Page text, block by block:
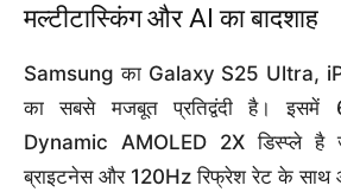
मल्टीटास्किंग और AI का बादशाह
Samsung का Galaxy S25 Ultra,
का सबसे मजबूत प्रतिद्वंदी है।
Dynamic AMOLED 2X डिस्प्ले
ब्राइटनेस और 120Hz रिफ्रेश रेट के साथ